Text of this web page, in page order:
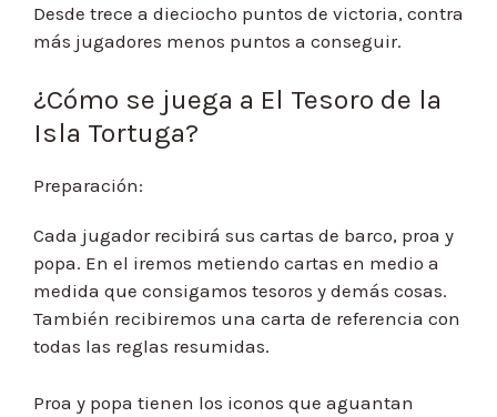
Desde trece a dieciocho puntos de victoria, contra
más jugadores menos puntos a conseguir.
¿Cómo se juega a El Tesoro de la
Isla Tortuga?
Preparación:
Cada jugador recibirá sus cartas de barco, proa y
popa. En el iremos metiendo cartas en medio a
medida que consigamos tesoros y demás cosas.
También recibiremos una carta de referencia con
todas las reglas resumidas.
Proa y popa tienen los iconos que aguantan